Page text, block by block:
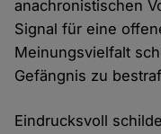
anachronistischen
Signal für eine
Meinungsvielfalt
Gefängnis zu
Eindrucksvoll